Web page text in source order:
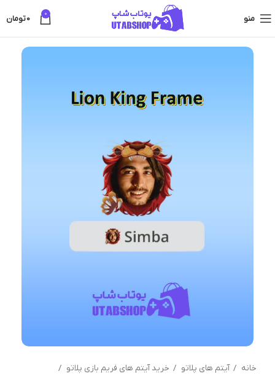
منو 0
0تومان
خانه آیتم های پلاتو
خرید آیتم های فریم بازی پلاتو